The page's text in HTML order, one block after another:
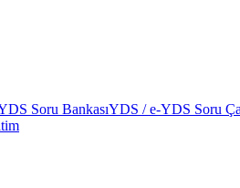
Soru BankasıYDS / e-YDS Soru